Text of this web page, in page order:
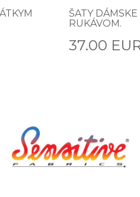
ŠATY DÁMSKE
RUKÁVOM.
37.00